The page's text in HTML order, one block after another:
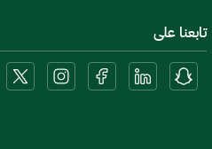
تابعنا على